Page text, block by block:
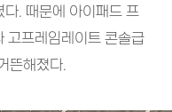
. 때문에 아이패드 프
고프레임레이트 콘솔급
뜬해졌다.